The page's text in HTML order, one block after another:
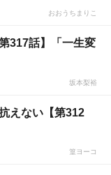
おおうちまりこ
317話】「一生変
坂本梨裕
えない【第312
篁ヨーコ